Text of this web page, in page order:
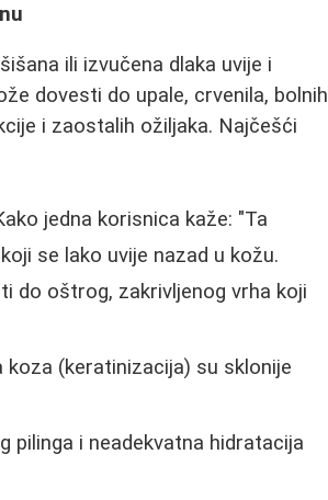
ili izvučena dlaka uvije i
dovesti do upale, crvenila, bolnih
i zaostalih ožiljaka. Najčešći
jedna korisnica kaže: "Ta
se lako uvije nazad u kožu.
do oštrog, zakrivljenog vrha koji
koza (keratinizacija) su sklonije
pilinga i neadekvatna hidratacija